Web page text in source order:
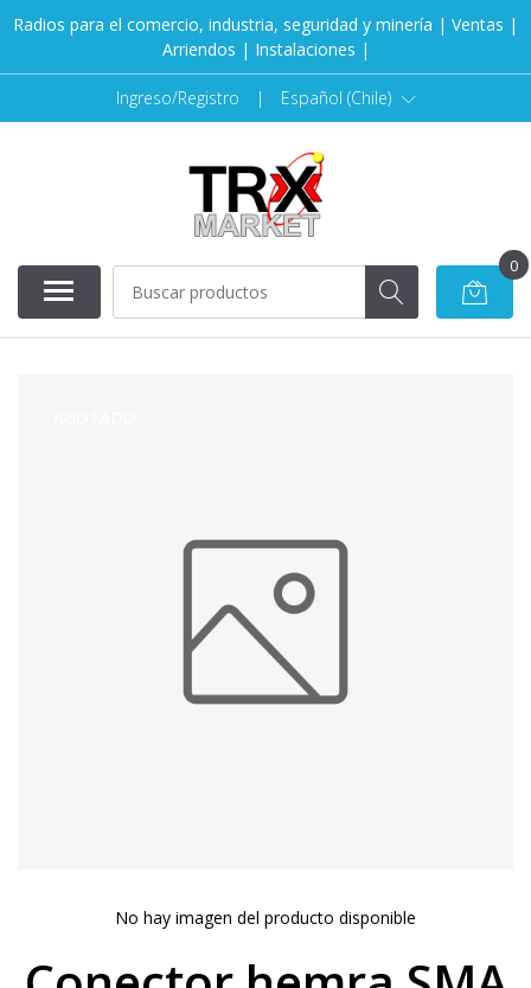
Radios para el comercio, industria, seguridad y minería | Ventas |
Arriendos | Instalaciones |
Ingreso/Registro | Español (Chile)
0
No hay imagen del producto disponible